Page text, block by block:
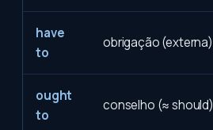
have
to
obrigação (externa)
ought
to
conselho (≈ should)